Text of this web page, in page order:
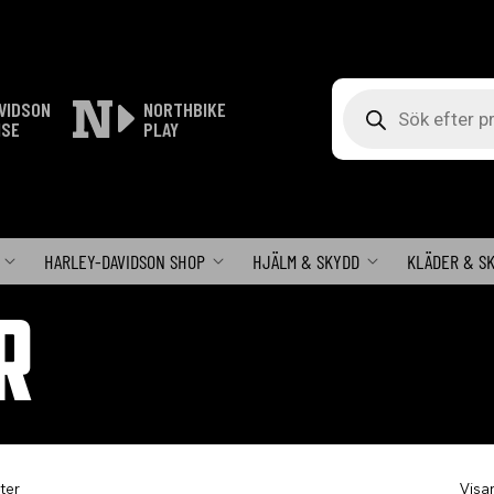
NORTHBIKE
PLAY
HARLEY-DAVIDSON SHOP HJÄLM & SKYDD KLÄDER &